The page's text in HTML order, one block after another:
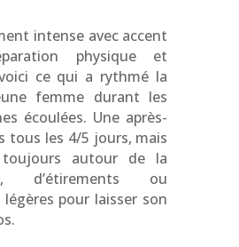
intense avec accent
physique et
ce qui a rythmé la
femme durant les
écoulées. Une après-
tous les 4/5 jours, mais
autour de la
d’étirements ou
légères pour laisser son